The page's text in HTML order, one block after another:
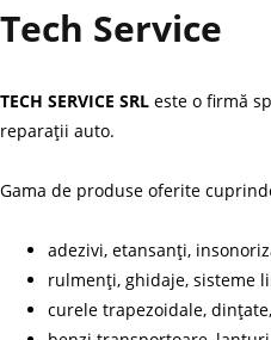
Tech Service
TECH SERVICE SRL este o firmă
reparații auto.
Gama de produse oferite
adezivi, etansanți,
rulmenți, ghidaje, sisteme
curele trapezoidale,